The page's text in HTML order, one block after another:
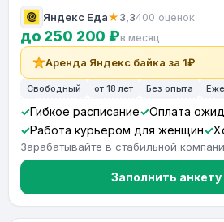
Яндекс Еда★3,3400 оценок
до 250 200 ₽в месяц
Аренда Яндекс байка за 1₽
Свободный от 18 лет Без опыта
Гибкое расписание
Оплата
Работа курьером для женщин
Зарабатывайте в стабильной
Заполнить анкету